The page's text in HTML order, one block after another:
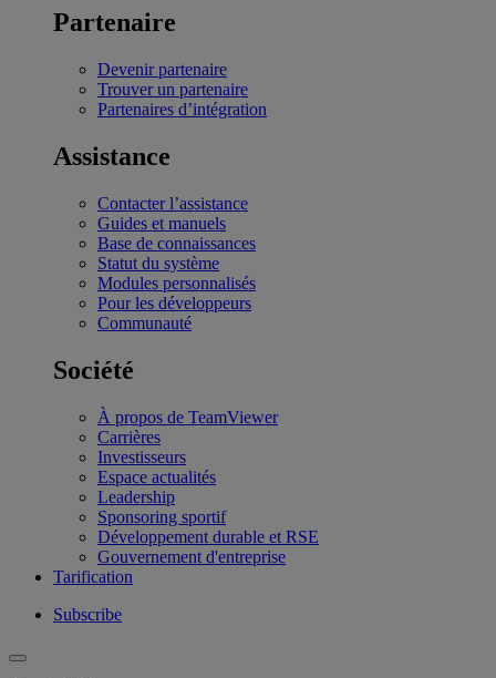
Partenaire
Devenir partenaire
Trouver un partenaire
Partenaires d’intégration
Assistance
Contacter l’assistance
Guides et manuels
Base de connaissances
Statut du système
Modules personnalisés
Pour les développeurs
Communauté
Société
À propos de TeamViewer
Carrières
Investisseurs
Espace actualités
Leadership
Sponsoring sportif
Développement durable et RSE
Gouvernement d'entreprise
Tarification
Subscribe